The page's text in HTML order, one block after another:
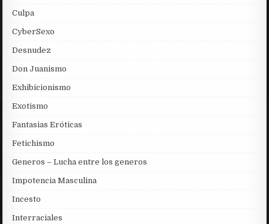
Culpa
CyberSexo
Desnudez
Don Juanismo
Exhibicionismo
Exotismo
Fantasias Eróticas
Fetichismo
Generos – Lucha entre los generos
Impotencia Masculina
Incesto
Interraciales